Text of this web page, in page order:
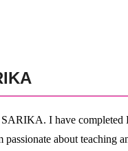
I have completed
passionate about teaching